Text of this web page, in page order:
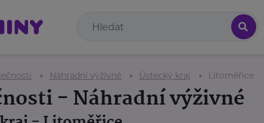
Náhradní výživné Ústecký kraj Litoměřice
- Náhradní výživné